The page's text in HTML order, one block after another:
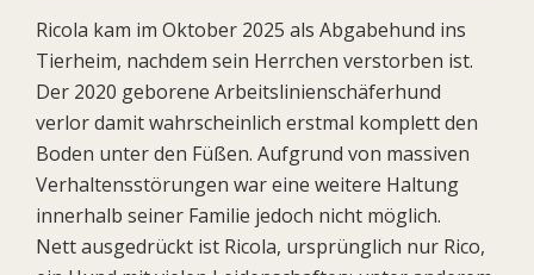
Ricola kam im Oktober 2025 als Abgabehund ins
Tierheim, nachdem sein Herrchen verstorben ist.
Der 2020 geborene Arbeitslinienschäferhund
verlor damit wahrscheinlich erstmal komplett den
Boden unter den Füßen. Aufgrund von massiven
Verhaltensstörungen war eine weitere Haltung
innerhalb seiner Familie jedoch nicht möglich.
Nett ausgedrückt ist Ricola, ursprünglich nur Rico,